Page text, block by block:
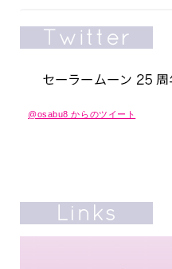
@osabu8 からのツイート